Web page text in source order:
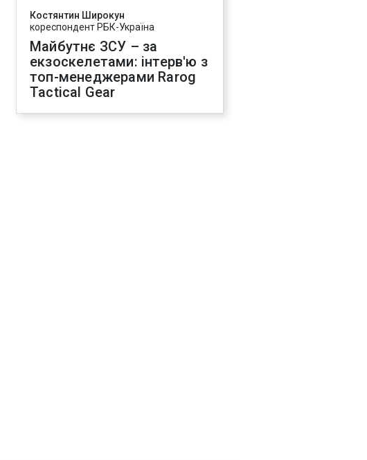
Костянтин Широкун
кореспондент РБК-Україна
Майбутнє ЗСУ – за
екзоскелетами: інтерв'ю з
топ-менеджерами Rarog
Tactical Gear